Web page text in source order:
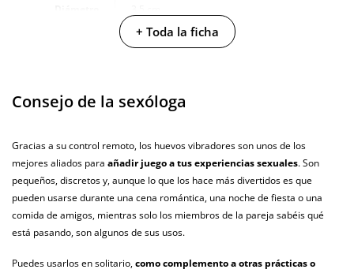
Baterias Cargador USB
incluidas
Resistente al
agua
100% sumergible
Producto
vegano
+ Toda la ficha
Consejo de la sexóloga
Gracias a su control remoto, los huevos vibradores son unos de los
mejores aliados para añadir juego a tus experiencias sexuales. Son
pequeños, discretos y, aunque lo que los hace más divertidos es que
pueden usarse durante una cena romántica, una noche de fiesta o una
comida de amigos, mientras solo los miembros de la pareja sabéis qué
está pasando, son algunos de sus usos.
Puedes usarlos en solitario,como complemento a otras prácticas o